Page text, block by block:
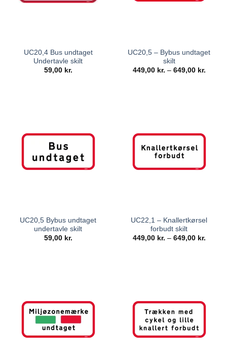
UC20,4 Bus undtaget
Undertavle skilt
59,00 kr.
UC20,5 – Bybus undtaget
skilt
449,00 kr. – 649,00 kr.
UC20,5 Bybus undtaget
undertavle skilt
59,00 kr.
UC22,1 – Knallertkørsel
forbudt skilt
449,00 kr. – 649,00 kr.